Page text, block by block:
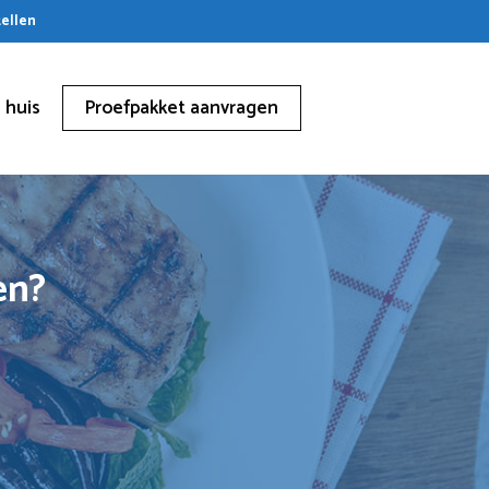
Proefpakket aanvragen